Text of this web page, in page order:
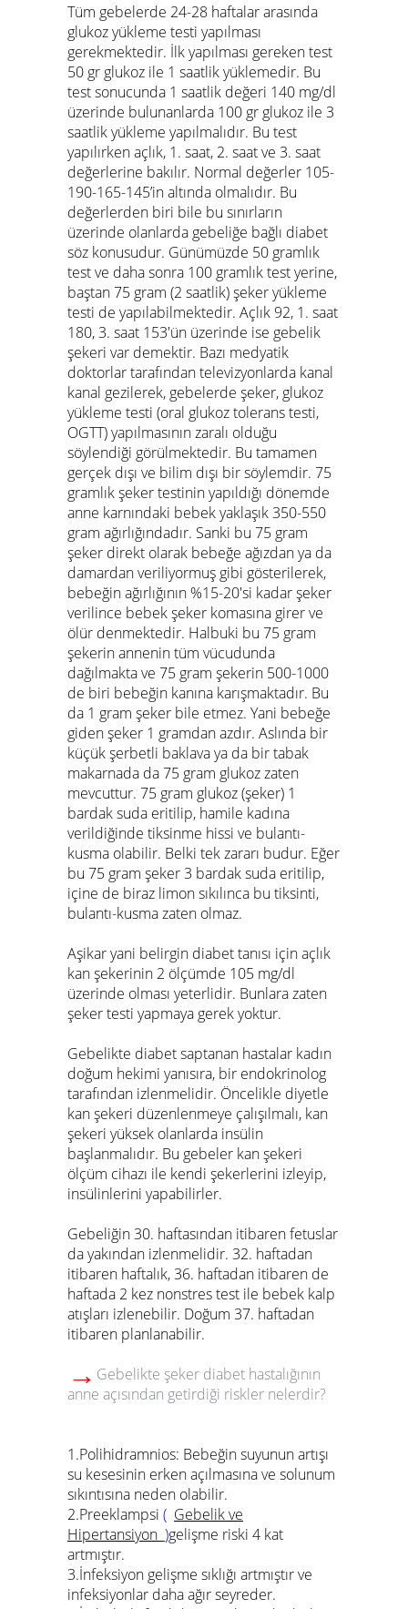
Tüm gebelerde 24-28 haftalar arasında
glukoz yükleme testi yapılması
gerekmektedir. İlk yapılması gereken test
50 gr glukoz ile 1 saatlik yüklemedir. Bu
test sonucunda 1 saatlik değeri 140 mg/dl
üzerinde bulunanlarda 100 gr glukoz ile 3
saatlik yükleme yapılmalıdır. Bu test
yapılırken açlık, 1. saat, 2. saat ve 3. saat
değerlerine bakılır. Normal değerler 105-
190-165-145’in altında olmalıdır. Bu
değerlerden biri bile bu sınırların
üzerinde olanlarda gebeliğe bağlı diabet
söz konusudur. Günümüzde 50 gramlık
test ve daha sonra 100 gramlık test yerine,
baştan 75 gram (2 saatlik) şeker yükleme
testi de yapılabilmektedir. Açlık 92, 1. saat
180, 3. saat 153'ün üzerinde ise gebelik
şekeri var demektir. Bazı medyatik
doktorlar tarafından televizyonlarda kanal
kanal gezilerek, gebelerde şeker, glukoz
yükleme testi (oral glukoz tolerans testi,
OGTT) yapılmasının zaralı olduğu
söylendiği görülmektedir. Bu tamamen
gerçek dışı ve bilim dışı bir söylemdir. 75
gramlık şeker testinin yapıldığı dönemde
anne karnındaki bebek yaklaşık 350-550
gram ağırlığındadır. Sanki bu 75 gram
şeker direkt olarak bebeğe ağızdan ya da
damardan veriliyormuş gibi gösterilerek,
bebeğin ağırlığının %15-20'si kadar şeker
verilince bebek şeker komasına girer ve
ölür denmektedir. Halbuki bu 75 gram
şekerin annenin tüm vücudunda
dağılmakta ve 75 gram şekerin 500-1000
de biri bebeğin kanına karışmaktadır. Bu
da 1 gram şeker bile etmez. Yani bebeğe
giden şeker 1 gramdan azdır. Aslında bir
küçük şerbetli baklava ya da bir tabak
makarnada da 75 gram glukoz zaten
mevcuttur. 75 gram glukoz (şeker) 1
bardak suda eritilip, hamile kadına
verildiğinde tiksinme hissi ve bulantı-
kusma olabilir. Belki tek zararı budur. Eğer
bu 75 gram şeker 3 bardak suda eritilip,
içine de biraz limon sıkılınca bu tiksinti,
bulantı-kusma zaten olmaz.
Aşikar yani belirgin diabet tanısı için açlık
kan şekerinin 2 ölçümde 105 mg/dl
üzerinde olması yeterlidir. Bunlara zaten
şeker testi yapmaya gerek yoktur.
Gebelikte diabet saptanan hastalar kadın
doğum hekimi yanısıra, bir endokrinolog
tarafından izlenmelidir. Öncelikle diyetle
kan şekeri düzenlenmeye çalışılmalı, kan
şekeri yüksek olanlarda insülin
başlanmalıdır. Bu gebeler kan şekeri
ölçüm cihazı ile kendi şekerlerini izleyip,
insülinlerini yapabilirler.
Gebeliğin 30. haftasından itibaren fetuslar
da yakından izlenmelidir. 32. haftadan
itibaren haftalık, 36. haftadan itibaren de
haftada 2 kez nonstres test ile bebek kalp
atışları izlenebilir. Doğum 37. haftadan
itibaren planlanabilir.
→ Gebelikte şeker diabet hastalığının
anne açısından getirdiği riskler nelerdir?
1.Polihidramnios: Bebeğin suyunun artışı
su kesesinin erken açılmasına ve solunum
sıkıntısına neden olabilir.
2.Preeklampsi ( Gebelik ve
Hipertansiyon )gelişme riski 4 kat
artmıştır.
3.İnfeksiyon gelişme sıklığı artmıştır ve
infeksiyonlar daha ağır seyreder.